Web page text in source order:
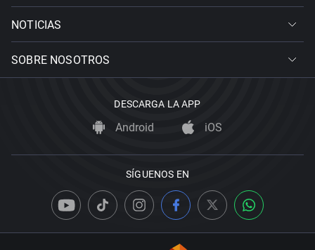
NOTICIAS
SOBRE NOSOTROS
DESCARGA LA APP
Android iOS
SÍGUENOS EN